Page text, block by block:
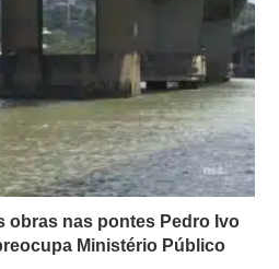
obras nas pontes Pedro Ivo
Ministério Público